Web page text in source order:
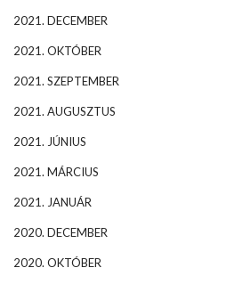
2021. DECEMBER
2021. OKTÓBER
2021. SZEPTEMBER
2021. AUGUSZTUS
2021. JÚNIUS
2021. MÁRCIUS
2021. JANUÁR
2020. DECEMBER
2020. OKTÓBER